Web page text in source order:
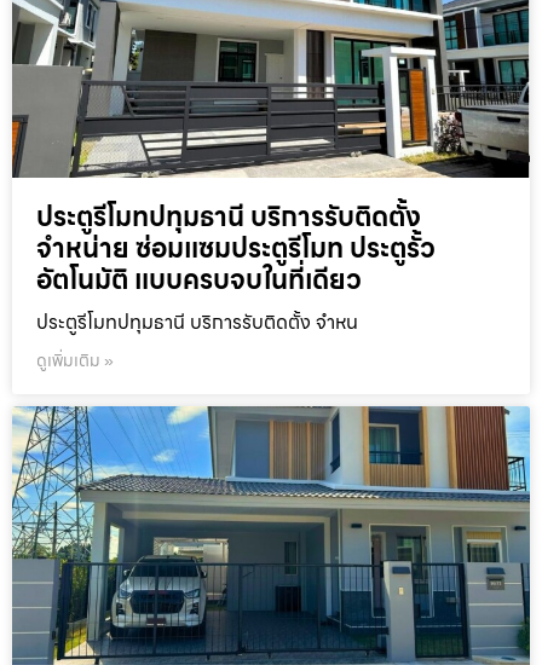
ประตูรีโมทปทุมธานี บริการรับติดตั้ง
จำหน่าย ซ่อมแซมประตูรีโมท ประตูรั้ว
อัตโนมัติ แบบครบจบในที่เดียว
ประตูรีโมทปทุมธานี บริการรับติดตั้ง จำหน
ดูเพิ่มเติม »